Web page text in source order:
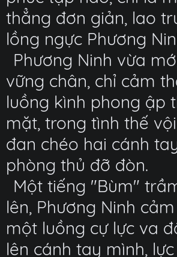
thẳng đơn giản, lao
lồng ngực Phương
Phương Ninh vừa
vững chân, chỉ cảm
luồng kình phong ập
mặt, trong tình thế
đan chéo hai cánh
phòng thủ đỡ đòn.
Một tiếng "Bùm"
lên, Phương Ninh
một luồng cự lực va
lên cánh tay mình,